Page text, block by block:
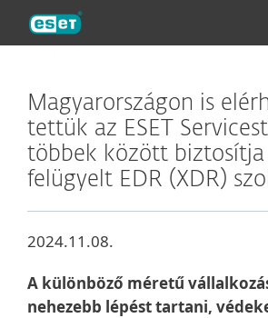
Magyarországon is
tettük az ESET
többek között biztosítja
felügyelt EDR (XDR)
2024.11.08.
A különböző méretű
nehezebb lépést tartani,
ESET